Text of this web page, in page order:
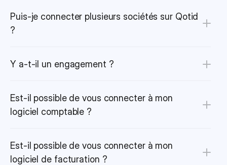
Puis-je connecter plusieurs sociétés sur Qotid
?
Y a-t-il un engagement ?
Est-il possible de vous connecter à mon
logiciel comptable ?
Est-il possible de vous connecter à mon
logiciel de facturation ?